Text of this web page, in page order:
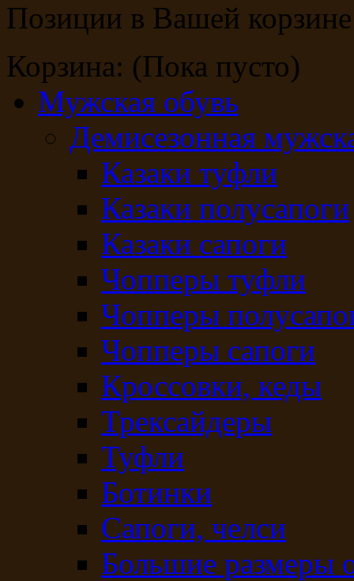
Позиции в Вашей
Корзина: (Пока пусто)
Мужская обувь
Демисезонная
Казаки туфли
Казаки полусапоги
Казаки сапоги
Чопперы туфли
Чопперы
Чопперы сапоги
Кроссовки, кеды
Трексайдеры
Туфли
Ботинки
Сапоги, челси
Большие размеры